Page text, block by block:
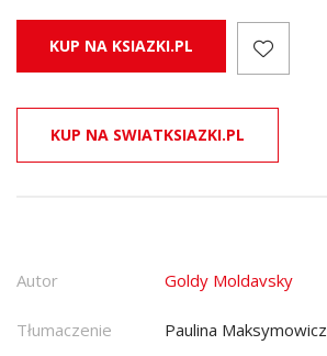
KUP NA KSIAZKI.PL
KUP NA SWIATKSIAZKI.PL
Autor Goldy Moldavsky
Tłumaczenie Paulina Maksymowicz